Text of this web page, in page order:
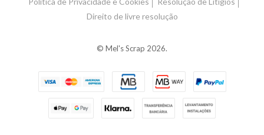
Direito de livre resolução
© Mel's Scrap 2026.